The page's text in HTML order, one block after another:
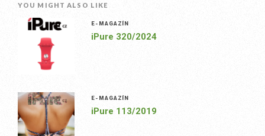
YOU MIGHT ALSO LIKE
E-MAGAZÍN
iPure 320/2024
E-MAGAZÍN
iPure 113/2019